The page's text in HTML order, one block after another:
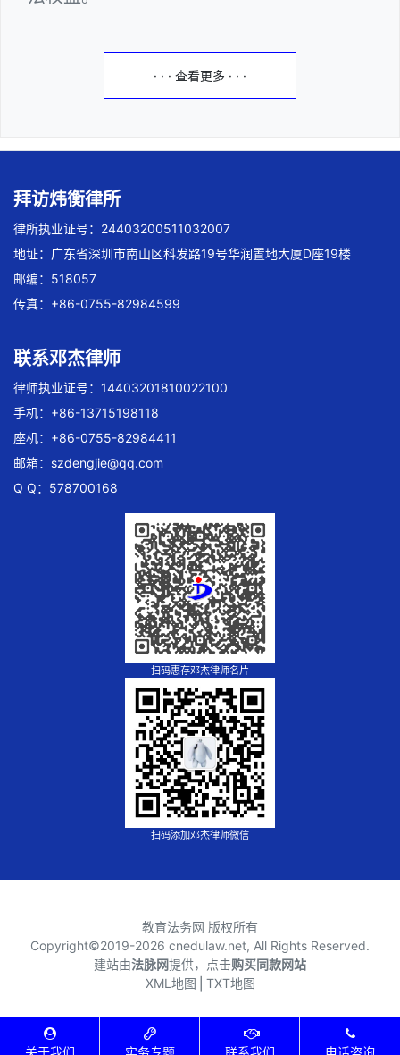
· · · 查看更多 · · ·
拜访炜衡律所
律所执业证号：24403200511032007
地址：广东省深圳市南山区科发路19号华润置地大厦D座19楼
邮编：518057
传真：+86-0755-82984599
联系邓杰律师
律师执业证号：14403201810022100
手机：+86-13715198118
座机：+86-0755-82984411
邮箱： szdengjie@qq.com
Q Q：578700168
扫码惠存邓杰律师名片
扫码添加邓杰律师微信
教育法务网 版权所有
Copyright©2019-2026 cnedulaw.net, All Rights Reserved.
建站由法脉网提供，点击购买同款网站
XML地图 TXT地图
关于我们 实务专题 联系我们 电话咨询